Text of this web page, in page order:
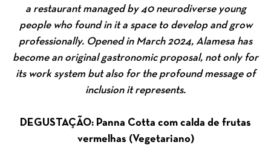
a restaurant managed by 40 neurodiverse young
people who found in it a space to develop and grow
professionally. Opened in March 2024, Alamesa has
become an original gastronomic proposal, not only for
its work system but also for the profound message of
inclusion it represents.
DEGUSTAÇÃO: Panna Cotta com calda de frutas
vermelhas (Vegetariano)